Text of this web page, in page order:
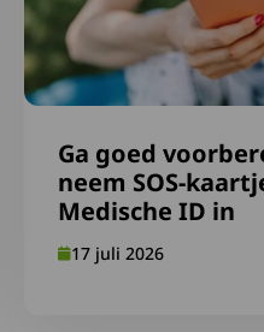
Ga goed
neem SOS-
Medische ID in
17 juli 2026